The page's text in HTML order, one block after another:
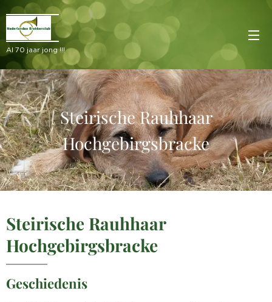
Al 70 jaar jong !!!
Steirische Rauhhaar
Hochgebirgsbracke
Steirische Rauhhaar
Hochgebirgsbracke
Geschiedenis